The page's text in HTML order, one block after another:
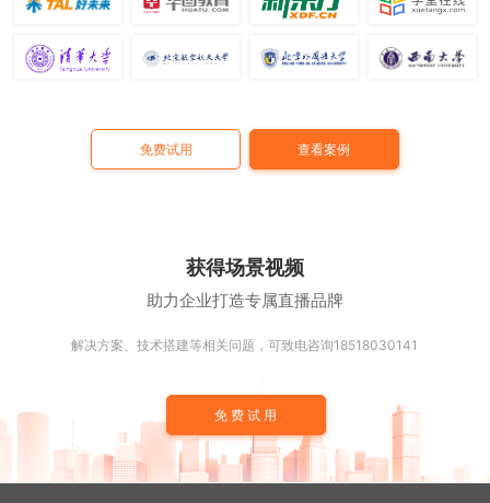
免费试用 查看案例
获得场景视频
助力企业打造专属直播品牌
解决方案、技术搭建等相关问题，可致电咨询18518030141
免费试用